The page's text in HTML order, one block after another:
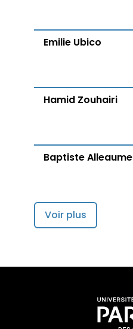
Emilie Ubico
Hamid Zouhairi
Baptiste Alleaume
Voir plus